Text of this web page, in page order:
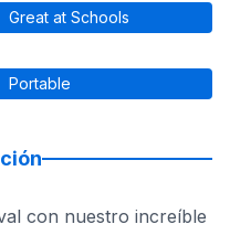
Great at Schools
Portable
con nuestro increíble